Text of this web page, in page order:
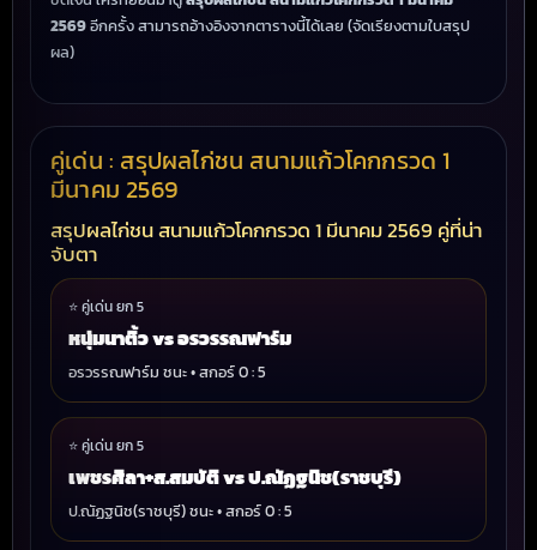
2569อีกครั้ง สามารถอ้างอิงจากตารางนี้ได้เลย (จัดเรียงตามใบสรุป
ผล)
คู่เด่น : สรุปผลไก่ชน สนามแก้วโคกกรวด 1
มีนาคม 2569
สรุปผลไก่ชน สนามแก้วโคกกรวด 1 มีนาคม 2569 คู่ที่น่า
จับตา
⭐ คู่เด่น ยก 5
หนุ่มนาติ้ว vs อรวรรณฟาร์ม
อรวรรณฟาร์ม ชนะ • สกอร์ 0 : 5
⭐ คู่เด่น ยก 5
เพชรศิลา+ส.สมบัติ vs ป.ณัฏฐนิช(ราชบุรี)
ป.ณัฏฐนิช(ราชบุรี) ชนะ • สกอร์ 0 : 5